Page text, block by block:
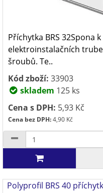
Příchytka BRS 32Spona
elektroinstalačních
šroubů. Te..
Kód zboží: 33903
skladem 125 ks
Cena s DPH: 5,93 Kč
Cena bez DPH:4,90 Kč
Polyprofil BRS 40